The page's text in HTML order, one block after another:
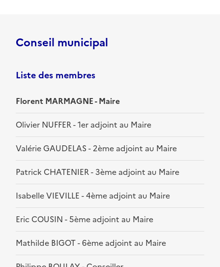
Conseil municipal
Liste des membres
Florent MARMAGNE - Maire
Olivier NUFFER - 1er adjoint au Maire
Valérie GAUDELAS - 2ème adjoint au Maire
Patrick CHATENIER - 3ème adjoint au Maire
Isabelle VIEVILLE - 4ème adjoint au Maire
Eric COUSIN - 5ème adjoint au Maire
Mathilde BIGOT - 6ème adjoint au Maire